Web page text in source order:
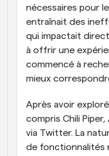
nécessaires pour
entraînait des
qui impactait
à offrir une
commencé à
mieux
Après avoir
compris Chili
via Twitter. La
de fonctionnalités